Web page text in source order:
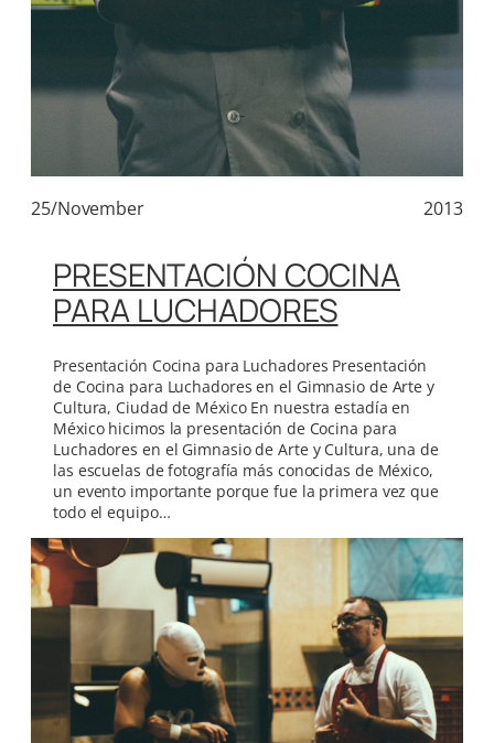
25/November 2013
PRESENTACIÓN COCINA
PARA LUCHADORES
Presentación Cocina para Luchadores Presentación
de Cocina para Luchadores en el Gimnasio de Arte y
Cultura, Ciudad de México En nuestra estadía en
México hicimos la presentación de Cocina para
Luchadores en el Gimnasio de Arte y Cultura, una de
las escuelas de fotografía más conocidas de México,
un evento importante porque fue la primera vez que
todo el equipo…